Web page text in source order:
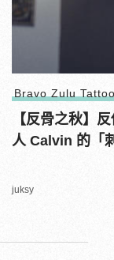
Bravo Zulu Tattoo
【反骨之秋】
人 Calvin 的「
juksy